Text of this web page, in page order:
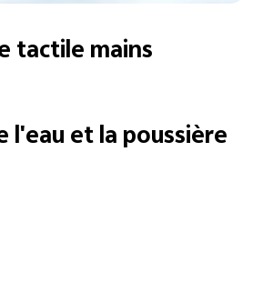
tactile mains
l'eau et la poussière